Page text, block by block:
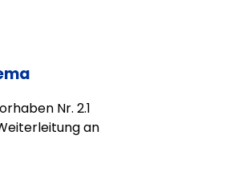
Nr. 2.1
an